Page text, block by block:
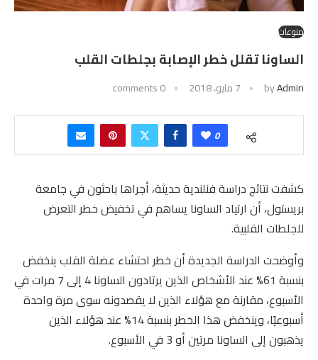
منوعات
الساونا تقلل خطر الإصابة بجلطات القلب
byAdmin 7 مايو، 2018 0 comments
0
كشفت نتائج دراسة فنلندية حديثة، أجراها باحثون في جامعة
بريستول، أن ارتياد الساونا يساهم في تخفيض خطر التعرض
للجلطات القلبية.
وأوضحت الدراسة الجديدة أن خطر احتشاء عضلة القلب ينخفض
بنسبة 61% عند الأشخاص الذين يرتادون الساونا 4 إلى 7 مرات في
الأسبوع، مقارنة مع هؤلاء الذين لا يقصدونه سوى مرة واحدة
أسبوعيًا، وينخفض هذا الخطر بنسبة 14% عند هؤلاء الذين
يذهبون إلى الساونا مرتين أو 3 في الأسبوع.